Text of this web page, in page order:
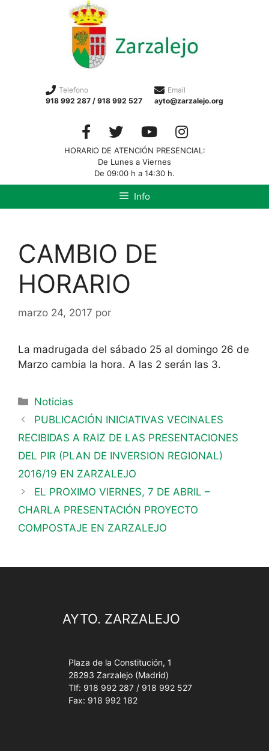
Telefono
918 992 287 / 918 992 527
Email
ayto@zarzalejo.org
HORARIO DE ATENCIÓN PRESENCIAL:
De Lunes a Viernes
De 09:00 h a 14:30 h.
Info
CAMBIO DE
HORARIO
marzo 24, 2017 por
La madrugada del sábado 25 al domingo 26 de
Marzo cambia la hora. A las 2 serán las 3.
Noticias
PUBLICACIÓN INICIATIVAS VECINALES
RECIBIDAS A RAIZ DE LAS PRESENTACIONES
DEL PIR (PLAN DE INVERSION REGIONAL)
2016/19 EN ZARZALEJO
EL PROXIMO VIERNES, 7 DE ABRIL –
CHARLA PRESENTACIÓN PROYECTO
COMPOSTAJE EN ZARZALEJO
AYTO. ZARZALEJO
Plaza de la Constitución, 1
28293 Zarzalejo (Madrid)
Tlf: 918 992 287 / 918 992 527
Fax: 918 992 182